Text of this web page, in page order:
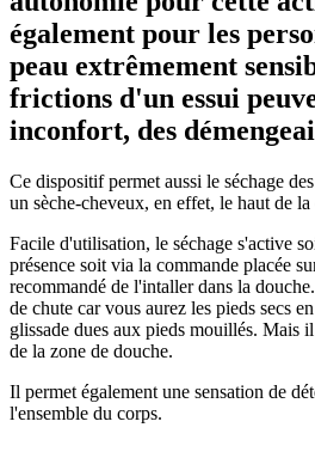
également pour les
peau extrêmement
frictions d'un essui
inconfort, des
Ce dispositif permet aussi le séchage
un sèche-cheveux, en effet, le haut de
Facile d'utilisation, le séchage s'active
présence soit via la commande placée
recommandé de l'intaller dans la
de chute car vous aurez les pieds secs
glissade dues aux pieds mouillés. Mais
de la zone de douche.
Il permet également une sensation de
l'ensemble du corps.